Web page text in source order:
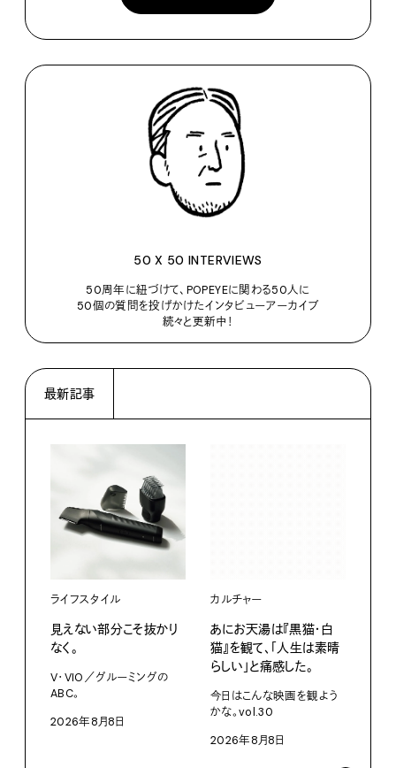
50 X 50 INTERVIEWS
50周年に紐づけて、POPEYEに関わる50人に
50個の質問を投げかけたインタビューアーカイブ
続々と更新中！
最新記事
ライフスタイル
見えない部分こそ抜かり
なく。
V・VIO／グルーミングの
ABC。
2026年8月8日
カルチャー
あにお天湯は『黒猫・白
猫』を観て、「人生は素晴
らしい」と痛感した。
今日はこんな映画を観よう
かな。vol.30
2026年8月8日